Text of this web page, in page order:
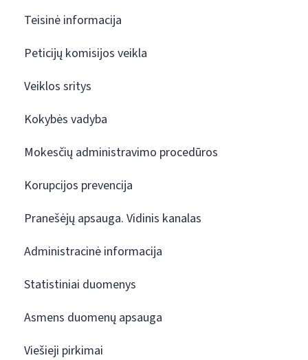
Teisinė informacija
Peticijų komisijos veikla
Veiklos sritys
Kokybės vadyba
Mokesčių administravimo procedūros
Korupcijos prevencija
Pranešėjų apsauga. Vidinis kanalas
Administracinė informacija
Statistiniai duomenys
Asmens duomenų apsauga
Viešieji pirkimai